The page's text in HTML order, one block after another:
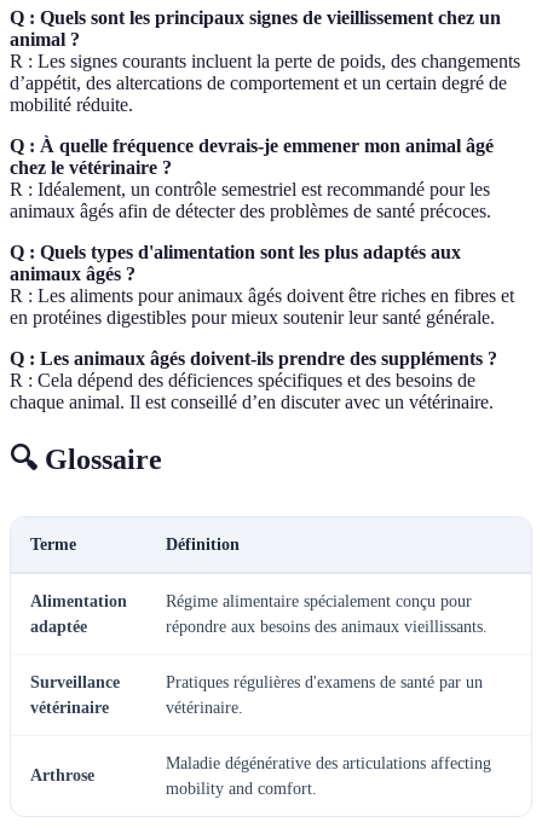
Q : Quels sont les principaux signes de vieillissement chez un
animal ?
R : Les signes courants incluent la perte de poids, des changements
d’appétit, des altercations de comportement et un certain degré de
mobilité réduite.
Q : À quelle fréquence devrais-je emmener mon animal âgé
chez le vétérinaire ?
R : Idéalement, un contrôle semestriel est recommandé pour les
animaux âgés afin de détecter des problèmes de santé précoces.
Q : Quels types d'alimentation sont les plus adaptés aux
animaux âgés ?
R : Les aliments pour animaux âgés doivent être riches en fibres et
en protéines digestibles pour mieux soutenir leur santé générale.
Q : Les animaux âgés doivent-ils prendre des suppléments ?
R : Cela dépend des déficiences spécifiques et des besoins de
chaque animal. Il est conseillé d’en discuter avec un vétérinaire.
🔍 Glossaire
Terme Définition
Alimentation
adaptée
Régime alimentaire spécialement conçu pour
répondre aux besoins des animaux vieillissants.
Surveillance
vétérinaire
Pratiques régulières d'examens de santé par un
vétérinaire.
Arthrose
Maladie dégénérative des articulations affecting
mobility and comfort.